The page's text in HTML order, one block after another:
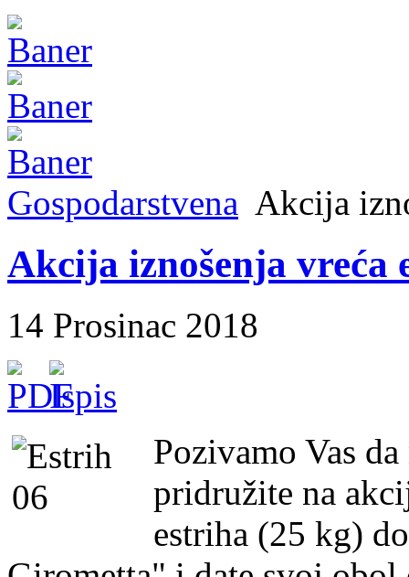
Gospodarstvena Akcija
Akcija iznošenja vreća
14 Prosinac 2018
Pozivamo Vas
pridružite na
estriha (25 kg)